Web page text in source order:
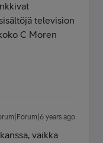
television
C Moren
years ago
vaikka